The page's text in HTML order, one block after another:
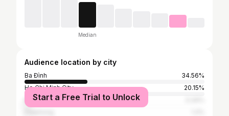
Median
Audience location by city
Ba Đình
34.56%
Ho Chi Minh City
20.15%
Đà Nẵng
Start a Free Trial to Unlock